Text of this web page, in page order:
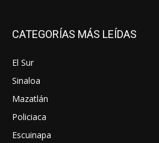
CATEGORÍAS MÁS LEÍDAS
El Sur
Sinaloa
Mazatlán
Policiaca
Escuinapa